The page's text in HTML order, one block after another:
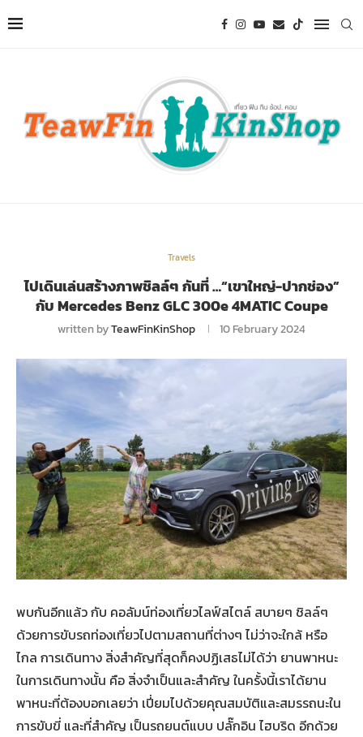
Travels
ไปเดินเล่นสร้างภาพชิลล์ๆ กันที่ …“เขาใหญ่-ปากช่อง”
กับ Mercedes Benz GLC 300e 4MATIC Coupe
written byTeawFinKinShop 10 February 2024
พบกันอีกแล้ว กับ คอลัมน์ท่องเที่ยวไลฟ์สไตล์ สบายๆ ชิลล์ๆ
ด้วยการขับรถท่องเที่ยวไปตามสถานที่ต่างๆ ไม่ว่าจะใกล้ หรือ
ไกล การเดินทาง สิ่งสำคัญที่สุดก็คงปฏิเสธไม่ได้ว่า ยานพาหนะ
ในการเดินทางนั้น คือ สิ่งจำเป็นและสำคัญ ในครั้งนี้เราได้ยาน
พาหนะที่ต้องบอกเลยว่า เปี่ยมไปด้วยคุณสมบัติและสมรรถนะใน
การขับขี่ และที่สำคัญ เป็นรถยนต์แบบ ปลั๊กอิน ไฮบริด อีกด้วย